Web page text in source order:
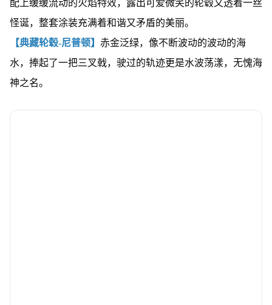
配上缓缓流动的火焰特效，露出可爱微笑的轮毂又透着一丝
怪诞，整套涂装充满着和谐又矛盾的美丽。
【典藏轮毂-尼普顿】 赤金泛绿，像不断波动的波动的海
水，捧起了一把三叉戟，驶过的轨迹更是水波荡漾，无愧海
神之名。